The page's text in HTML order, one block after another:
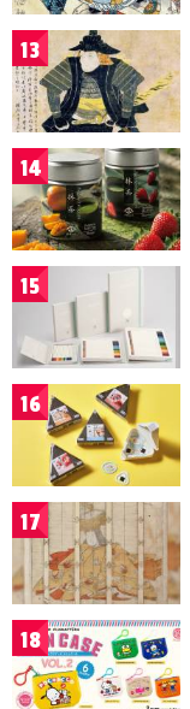
13
14
15
16
17
18